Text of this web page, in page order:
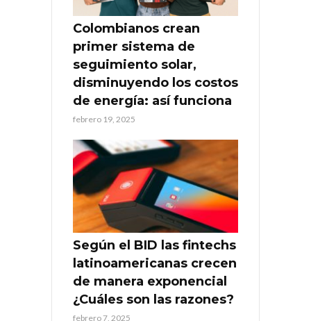
Colombianos crean
primer sistema de
seguimiento solar,
disminuyendo los costos
de energía: así funciona
febrero 19, 2025
Según el BID las fintechs
latinoamericanas crecen
de manera exponencial
¿Cuáles son las razones?
febrero 7, 2025